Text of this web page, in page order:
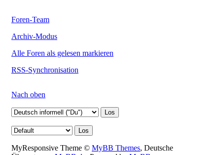
Foren-Team
Archiv-Modus
Alle Foren als gelesen markieren
RSS-Synchronisation
Nach oben
MyResponsive Theme © MyBB Themes, Deutsche